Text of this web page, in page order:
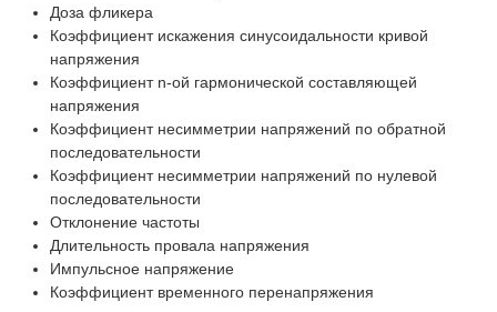
Доза фликера
Коэффициент искажения синусоидальности кривой
напряжения
Коэффициент n-ой гармонической составляющей
напряжения
Коэффициент несимметрии напряжений по обратной
последовательности
Коэффициент несимметрии напряжений по нулевой
последовательности
Отклонение частоты
Длительность провала напряжения
Импульсное напряжение
Коэффициент временного перенапряжения